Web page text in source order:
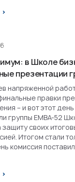
в Школе
презентации
напряженной
правки
– и вот этот
группы EMBA-52
своих
Итогом стали
комиссия